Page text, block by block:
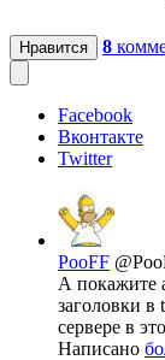
Нравится 8
Facebook
Вконтакте
Twitter
PooFF
А покажите
заголовки в
сервере в
Написано